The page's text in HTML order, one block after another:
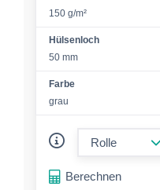
150 g/m²
Hülsenloch
50 mm
Farbe
grau
Berechnen